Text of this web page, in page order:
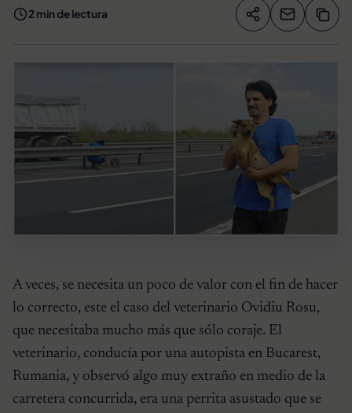
2 min de lectura Compartir
A veces, se necesita un poco de valor con el fin de hacer
lo correcto, este el caso del veterinario Ovidiu Rosu,
que necesitaba mucho más que sólo coraje. El
veterinario, conducía por una autopista en Bucarest,
Rumania, y observó algo muy extraño en medio de la
carretera concurrida, era una perrita asustado que se